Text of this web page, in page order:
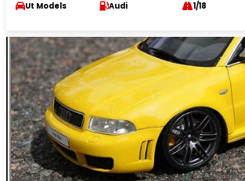
Ut Models Audi 1/18